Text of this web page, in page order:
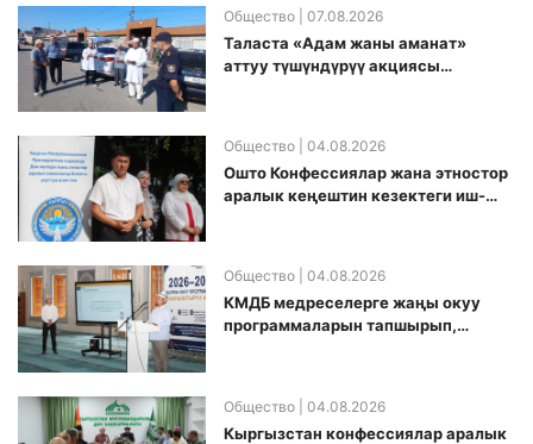
Общество | 07.08.2026
Таласта «Адам жаны аманат»
аттуу түшүндүрүү акциясы
Общество | 04.08.2026
Ошто Конфессиялар жана этностор
аралык кеңештин кезектеги иш-
Общество | 04.08.2026
КМДБ медреселерге жаңы окуу
программаларын тапшырып,
Общество | 04.08.2026
Кыргызстан конфессиялар аралык